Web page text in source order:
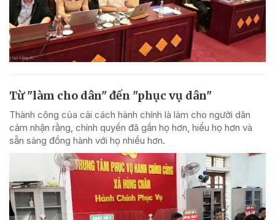
Từ "làm cho dân" đến "phục vụ dân"
Thành công của cải cách hành chính là làm cho người dân
cảm nhận rằng, chính quyền đã gần họ hơn, hiểu họ hơn và
sẵn sàng đồng hành với họ nhiều hơn.